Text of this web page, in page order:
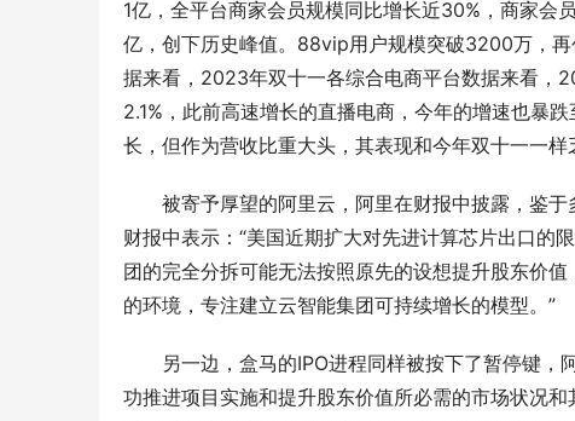
1亿，全平台商家会员规模同比增长近30%，商家会
亿，创下历史峰值。88vip用户规模突破3200万，
据来看，2023年双十一各综合电商平台数据来看，
2.1%，此前高速增长的直播电商，今年的增速也暴
长，但作为营收比重大头，其表现和今年双十一一样
被寄予厚望的阿里云，阿里在财报中披露，鉴于
财报中表示：“美国近期扩大对先进计算芯片出口的
团的完全分拆可能无法按照原先的设想提升股东价
的环境，专注建立云智能集团可持续增长的模型。”
另一边，盒马的IPO进程同样被按下了暂停键，
功推进项目实施和提升股东价值所必需的市场状况